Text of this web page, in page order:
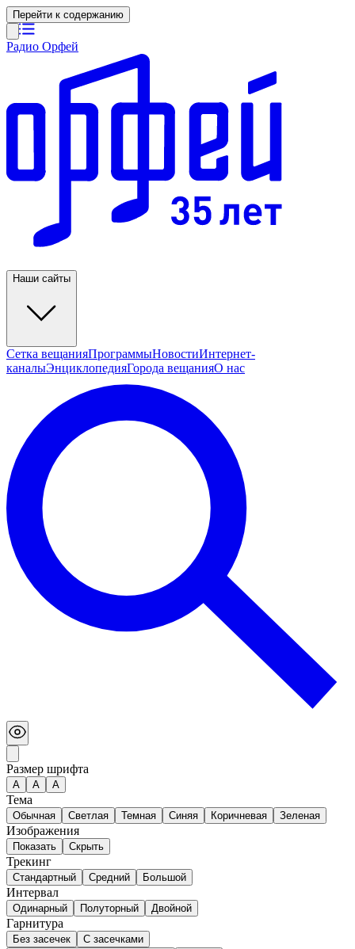
Перейти к содержанию
Радио Орфей
Наши сайты
Сетка вещанияПрограммыНовостиИнтернет-
каналыЭнциклопедияГорода вещанияО нас
Размер шрифта
А A A
Тема
Обычная Светлая Темная Синяя Коричневая Зеленая
Изображения
Показать Скрыть
Трекинг
Стандартный Средний Большой
Интервал
Одинарный Полуторный Двойной
Гарнитура
Без засечек
С засечками